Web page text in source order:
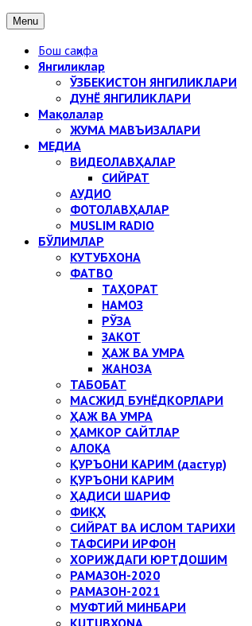
Menu
Бош саҳифа
Янгиликлар
ЎЗБЕКИСТОН ЯНГИЛИКЛАРИ
ДУНЁ ЯНГИЛИКЛАРИ
Мақолалар
ЖУМА МАВЪИЗАЛАРИ
МЕДИА
ВИДЕОЛАВҲАЛАР
СИЙРАТ
АУДИО
ФОТОЛАВҲАЛАР
MUSLIM RADIO
БЎЛИМЛАР
КУТУБХОНА
ФАТВО
ТАҲОРАТ
НАМОЗ
РЎЗА
ЗАКОТ
ҲАЖ ВА УМРА
ЖАНОЗА
ТАБОБАТ
МАСЖИД БУНЁДКОРЛАРИ
ҲАЖ ВА УМРА
ҲАМКОР САЙТЛАР
АЛОҚА
ҚУРЪОНИ КАРИМ (дастур)
ҚУРЪОНИ КАРИМ
ҲАДИСИ ШАРИФ
ФИҚҲ
СИЙРАТ ВА ИСЛОМ ТАРИХИ
ТАФСИРИ ИРФОН
ХОРИЖДАГИ ЮРТДОШИМ
РАМАЗОН-2020
РАМАЗОН-2021
МУФТИЙ МИНБАРИ
KUTUBXONA